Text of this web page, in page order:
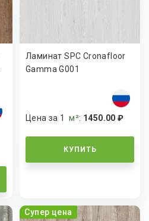
Ламинат SPC Cronafloor
Gamma G001
Цена за 1м²: 1450.00 ₽
КУПИТЬ
Супер цена